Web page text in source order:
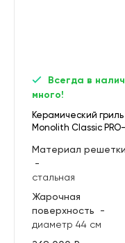
Всегда в
много!
Керамический гриль
Monolith Classic PRO-
Материал решетки
-
стальная
Жарочная
поверхность
-
диаметр 44 см